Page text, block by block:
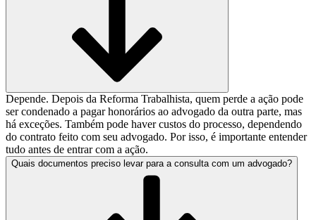
Depende. Depois da Reforma Trabalhista, quem perde a ação pode
ser condenado a pagar honorários ao advogado da outra parte, mas
há exceções. Também pode haver custos do processo, dependendo
do contrato feito com seu advogado. Por isso, é importante entender
tudo antes de entrar com a ação.
Quais documentos preciso levar para a consulta com um advogado?